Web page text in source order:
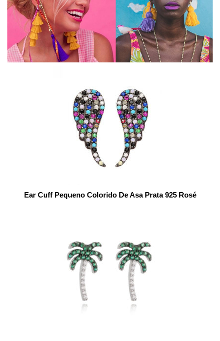
Ear Cuff Pequeno Colorido De Asa Prata 925 Rosé